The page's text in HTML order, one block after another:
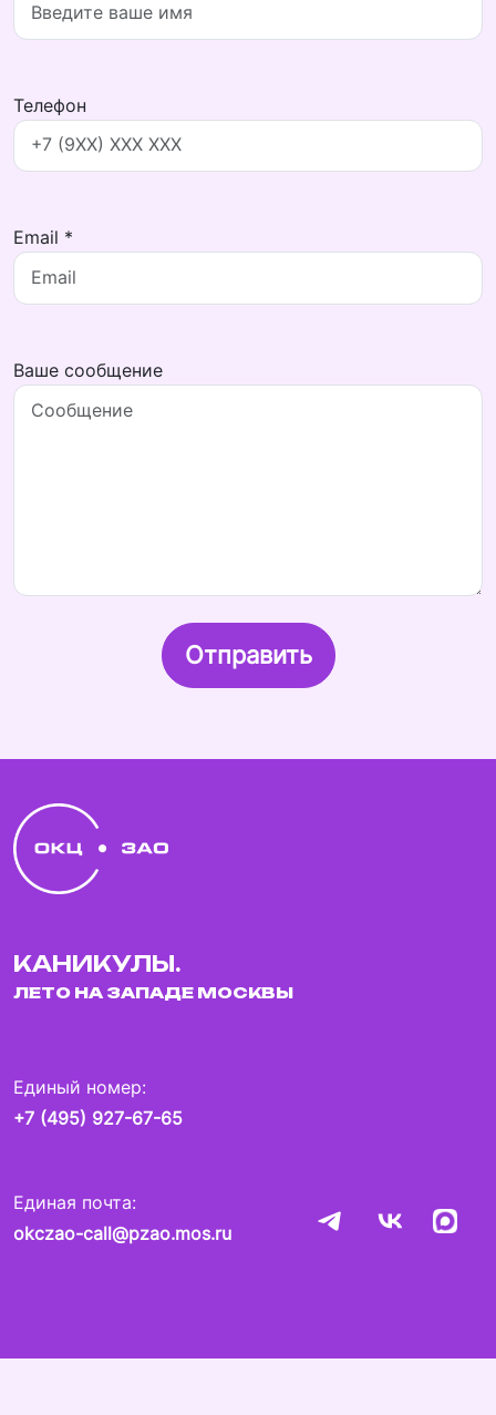
Телефон
Email *
Ваше сообщение
Отправить
КАНИКУЛЫ.
ЛЕТО НА ЗАПАДЕ МОСКВЫ
Единый номер:
+7 (495) 927-67-65
Единая почта:
okczao-call@pzao.mos.ru